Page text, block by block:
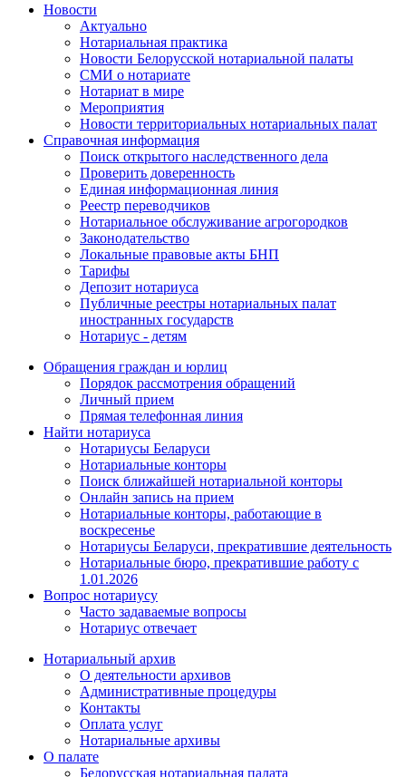
Новости
Актуально
Нотариальная практика
Новости Белорусской нотариальной палаты
СМИ о нотариате
Нотариат в мире
Мероприятия
Новости территориальных нотариальных палат
Справочная информация
Поиск открытого наследственного дела
Проверить доверенность
Единая информационная линия
Реестр переводчиков
Нотариальное обслуживание агрогородков
Законодательство
Локальные правовые акты БНП
Тарифы
Депозит нотариуса
Публичные реестры нотариальных палат
иностранных государств
Нотариус - детям
Обращения граждан и юрлиц
Порядок рассмотрения обращений
Личный прием
Прямая телефонная линия
Найти нотариуса
Нотариусы Беларуси
Нотариальные конторы
Поиск ближайшей нотариальной конторы
Онлайн запись на прием
Нотариальные конторы, работающие в
воскресенье
Нотариусы Беларуси, прекратившие деятельность
Нотариальные бюро, прекратившие работу с
1.01.2026
Вопрос нотариусу
Часто задаваемые вопросы
Нотариус отвечает
Нотариальный архив
О деятельности архивов
Административные процедуры
Контакты
Оплата услуг
Нотариальные архивы
О палате
Белорусская нотариальная палата